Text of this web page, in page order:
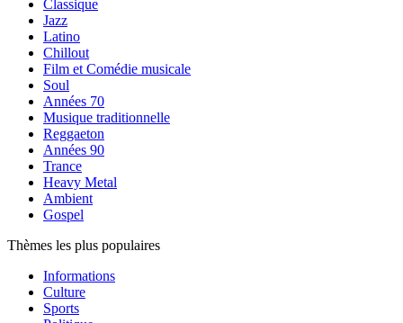
Classique
Jazz
Latino
Chillout
Film et Comédie musicale
Soul
Années 70
Musique traditionnelle
Reggaeton
Années 90
Trance
Heavy Metal
Ambient
Gospel
Thèmes les plus populaires
Informations
Culture
Sports